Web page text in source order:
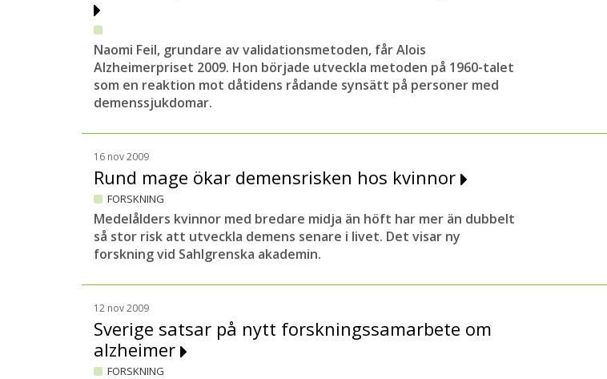
Naomi Feil, grundare av validationsmetoden, får Alois
Alzheimerpriset 2009. Hon började utveckla metoden på 1960-talet
som en reaktion mot dåtidens rådande synsätt på personer med
demenssjukdomar.
16 nov 2009
Rund mage ökar demensrisken hos kvinnor
FORSKNING
Medelålders kvinnor med bredare midja än höft har mer än dubbelt
så stor risk att utveckla demens senare i livet. Det visar ny
forskning vid Sahlgrenska akademin.
12 nov 2009
Sverige satsar på nytt forskningssamarbete om
alzheimer
FORSKNING